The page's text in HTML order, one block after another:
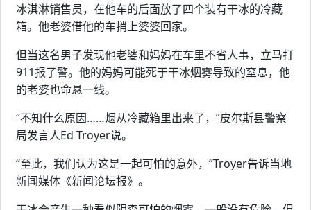
冰淇淋销售员，在他车的后面放了四个装有干冰的冷藏
箱。他老婆借他的车捎上婆婆回家。
但当这名男子发现他老婆和妈妈在车里不省人事，立马打
911报了警。他的妈妈可能死于干冰烟雾导致的窒息，他
的老婆也命悬一线。
“不知什么原因……烟从冷藏箱里出来了，”皮尔斯县警察
局发言人Ed Troyer说。
“至此，我们认为这是一起可怕的意外，”Troyer告诉当地
新闻媒体《新闻论坛报》。